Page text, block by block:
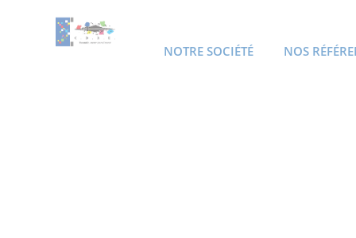
NOTRE SOCIÉTÉ NOS